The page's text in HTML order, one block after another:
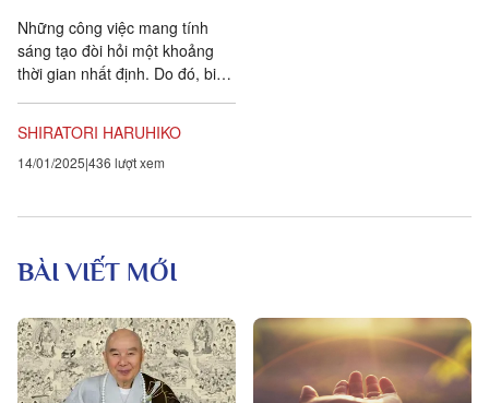
Những công việc mang tính
sáng tạo đòi hỏi một khoảng
thời gian nhất định. Do đó, biện
SHIRATORI HARUHIKO
14/01/2025 436 lượt xem
BÀI VIẾT MỚI